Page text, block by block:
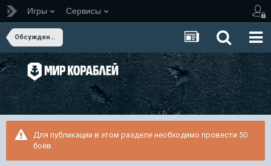
Игры Сервисы
Обсуждение Мира Кораблей
Для публикации в этом разделе необходимо провести 50
боёв.